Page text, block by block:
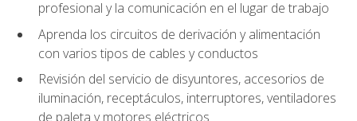
profesional y la comunicación en el lugar de trabajo
Aprenda los circuitos de derivación y alimentación
con varios tipos de cables y conductos
Revisión del servicio de disyuntores, accesorios de
iluminación, receptáculos, interruptores, ventiladores
de paleta y motores eléctricos